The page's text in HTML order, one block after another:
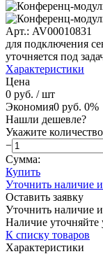
Арт.: AV00010831
для подключения
уточняется под
Характеристики
Цена
0 руб. / шт
Экономия0 руб. 0%
Нашли дешевле?
Укажите количество
−
Сумма:
Купить
Уточнить наличие
Оставить заявку
Уточнить наличие
Наличие уточняйте
К списку товаров
Характеристики